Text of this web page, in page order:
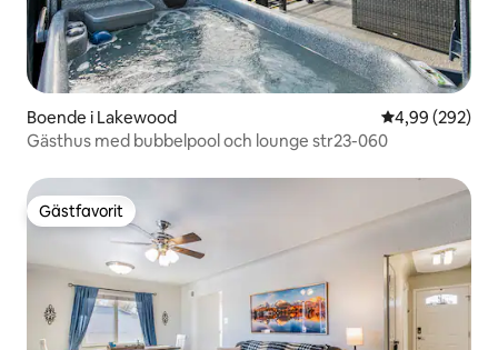
Boende i Lakewood 4,99 av 5 i
4,99 (292)
Gästhus med bubbelpool och lounge str23-060
Gästfavorit
Gästfavorit